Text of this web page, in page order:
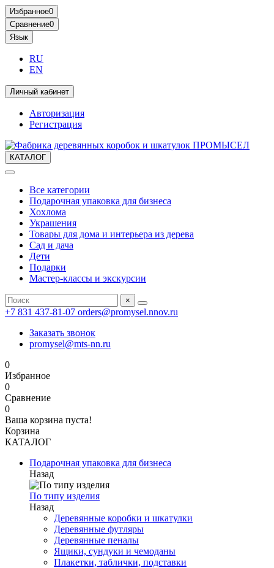
Избранное0
Сравнение0
Язык
RU
EN
Личный кабинет
Авторизация
Регистрация
КАТАЛОГ
Все категории
Подарочная упаковка для бизнеса
Хохлома
Украшения
Товары для дома и интерьера из дерева
Сад и дача
Дети
Подарки
Мастер-классы и экскурсии
×
+7 831 437-81-07 orders@promysel.nnov.ru
Заказать звонок
promysel@mts-nn.ru
0
Избранное
0
Сравнение
0
Ваша корзина пуста!
Корзина
КАТАЛОГ
Подарочная упаковка для бизнеса
Назад
По типу изделия
Назад
Деревянные коробки и шкатулки
Деревянные футляры
Деревянные пеналы
Ящики, сундуки и чемоданы
Плакетки, таблички, подставки